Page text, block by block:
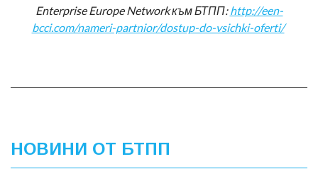
Enterprise Europe Networkкъм БТПП:http://een-
bcci.com/nameri-partnior/dostup-do-vsichki-oferti/
НОВИНИ ОТ БТПП